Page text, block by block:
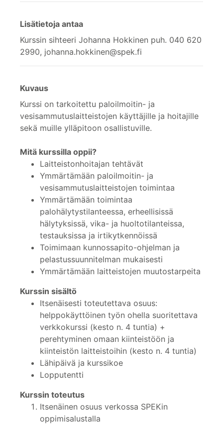
Lisätietoja antaa
Kurssin sihteeri Johanna Hokkinen puh. 040 620
2990, johanna.hokkinen@spek.fi
Kuvaus
Kurssi on tarkoitettu paloilmoitin- ja
vesisammutuslaitteistojen käyttäjille ja hoitajille
sekä muille ylläpitoon osallistuville.
Mitä kurssilla oppii?
Laitteistonhoitajan tehtävät
Ymmärtämään paloilmoitin- ja
vesisammutuslaitteistojen toimintaa
Ymmärtämään toimintaa
palohälytystilanteessa, erheellisissä
hälytyksissä, vika- ja huoltotilanteissa,
testauksissa ja irtikytkennöissä
Toimimaan kunnossapito-ohjelman ja
pelastussuunnitelman mukaisesti
Ymmärtämään laitteistojen muutostarpeita
Kurssin sisältö
Itsenäisesti toteutettava osuus:
helppokäyttöinen työn ohella suoritettava
verkkokurssi (kesto n. 4 tuntia) +
perehtyminen omaan kiinteistöön ja
kiinteistön laitteistoihin (kesto n. 4 tuntia)
Lähipäivä ja kurssikoe
Lopputentti
Kurssin toteutus
Itsenäinen osuus verkossa SPEKin
oppimisalustalla